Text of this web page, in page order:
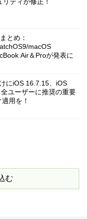
とめ：
macOS
Air＆Proが発表に
にiOS 16.7.15、iOS
ユーザーに推奨の重要
用を！
む